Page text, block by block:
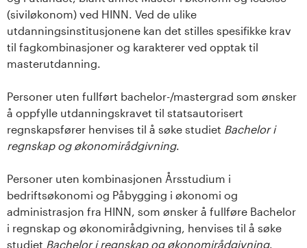
(siviløkonom) ved HINN. Ved de ulike
utdanningsinstitusjonene kan det stilles spesifikke krav
til fagkombinasjoner og karakterer ved opptak til
masterutdanning.
Personer uten fullført bachelor-/mastergrad som ønsker
å oppfylle utdanningskravet til statsautorisert
regnskapsfører henvises til å søke studiet Bachelor i
regnskap og økonomirådgivning.
Personer uten kombinasjonen Årsstudium i
bedriftsøkonomi og Påbygging i økonomi og
administrasjon fra HINN, som ønsker å fullføre Bachelor
i regnskap og økonomirådgivning, henvises til å søke
studiet Bachelor i regnskap og økonomirådgivning.